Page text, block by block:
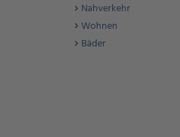
Nahverkehr
Wohnen
Bäder